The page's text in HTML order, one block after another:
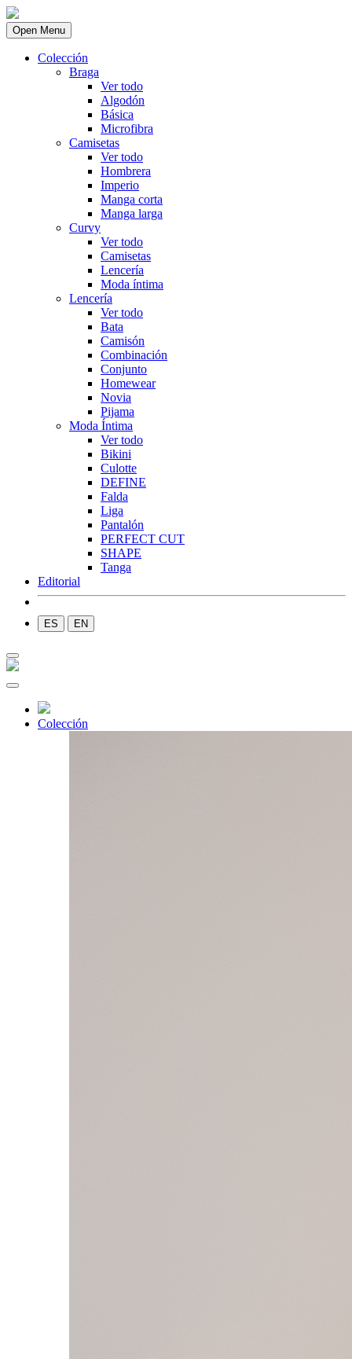
Open Menu
Colección
Braga
Ver todo
Algodón
Básica
Microfibra
Camisetas
Ver todo
Hombrera
Imperio
Manga corta
Manga larga
Curvy
Ver todo
Camisetas
Lencería
Moda íntima
Lencería
Ver todo
Bata
Camisón
Combinación
Conjunto
Homewear
Novia
Pijama
Moda Íntima
Ver todo
Bikini
Culotte
DEFINE
Falda
Liga
Pantalón
PERFECT CUT
SHAPE
Tanga
Editorial
ES EN
Colección